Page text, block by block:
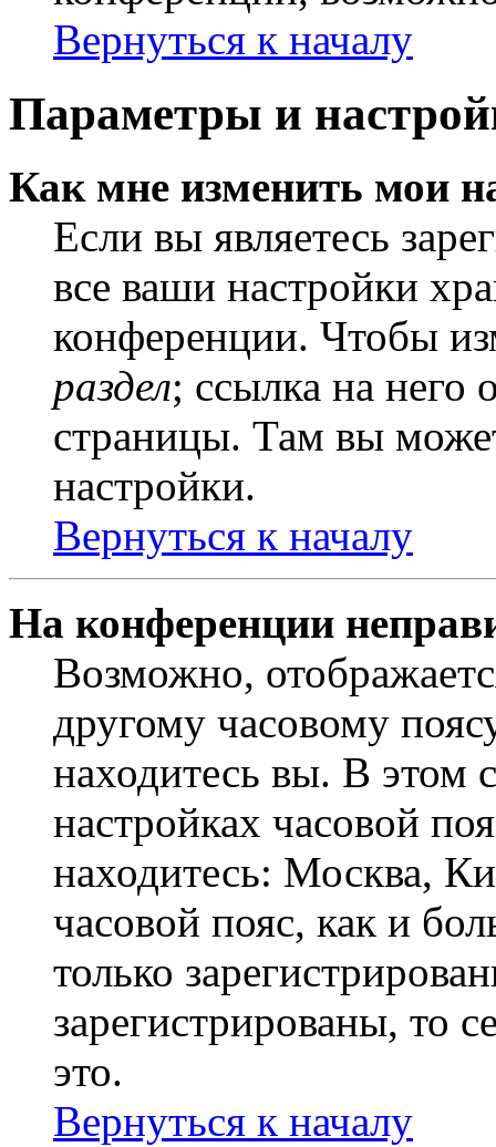
Вернуться к началу
Параметры и
Как мне изменить мои
Если вы являетесь
все ваши настройки
конференции. Чтобы
раздел; ссылка на него
страницы. Там вы
настройки.
Вернуться к началу
На конференции
Возможно,
другому часовому
находитесь вы. В этом
настройках часовой
находитесь: Москва,
часовой пояс, как и
только
зарегистрированы, то
это.
Вернуться к началу